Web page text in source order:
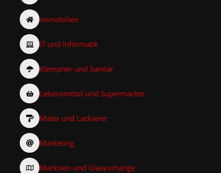
Immobilien
IT und Informatik
Klempner und Sanitär
Lebensmittel und Supermärkte
Maler und Lackierer
Marketing
Markisen und Glasvorhänge